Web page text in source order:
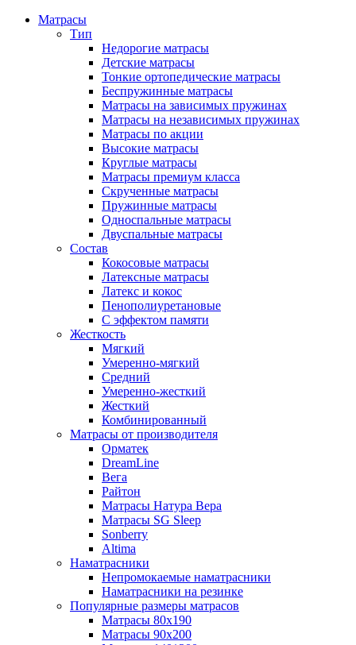
Матрасы
Тип
Недорогие матрасы
Детские матрасы
Тонкие ортопедические матрасы
Беспружинные матрасы
Матрасы на зависимых пружинах
Матрасы на независимых пружинах
Матрасы по акции
Высокие матрасы
Круглые матрасы
Матрасы премиум класса
Скрученные матрасы
Пружинные матрасы
Односпальные матрасы
Двуспальные матрасы
Состав
Кокосовые матрасы
Латексные матрасы
Латекс и кокос
Пенополиуретановые
С эффектом памяти
Жесткость
Мягкий
Умеренно-мягкий
Средний
Умеренно-жесткий
Жесткий
Комбинированный
Матрасы от производителя
Орматек
DreamLine
Вега
Райтон
Матрасы Натура Вера
Матрасы SG Sleep
Sonberry
Altima
Наматрасники
Непромокаемые наматрасники
Наматрасники на резинке
Популярные размеры матрасов
Матрасы 80x190
Матрасы 90x200